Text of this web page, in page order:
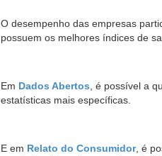
O desempenho das empresas
possuem os melhores índices de
Em Dados Abertos, é possível a
estatísticas mais específicas.
E em Relato do Consumidor, é